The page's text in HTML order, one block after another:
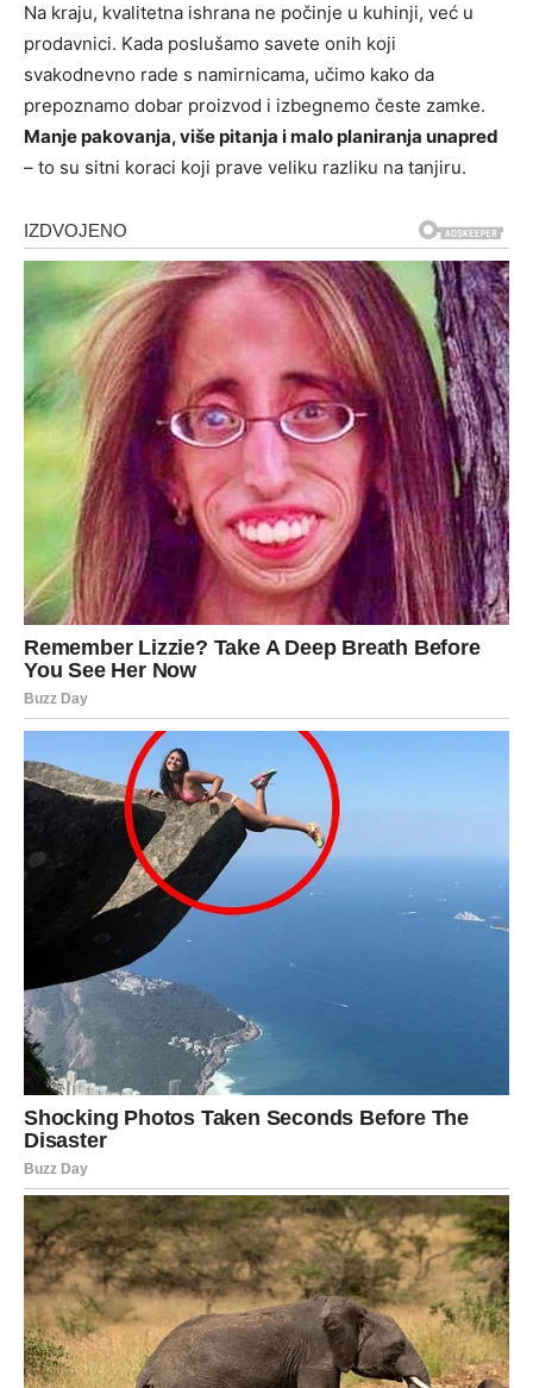
Na kraju, kvalitetna ishrana ne počinje u kuhinji, već u
prodavnici. Kada poslušamo savete onih koji
svakodnevno rade s namirnicama, učimo kako da
prepoznamo dobar proizvod i izbegnemo česte zamke.
Manje pakovanja, više pitanja i malo planiranja unapred
– to su sitni koraci koji prave veliku razliku na tanjiru.